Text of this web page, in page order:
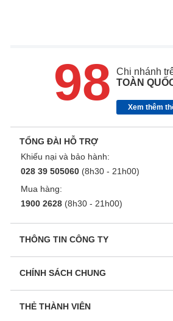
98
Chi nhánh
TOÀN
Xem thêm
TỔNG ĐÀI HỖ TRỢ
Khiếu nại và bảo hành:
028 39 505060 (8h30 - 21h00)
Mua hàng:
1900 2628 (8h30 - 21h00)
THÔNG TIN CÔNG TY
CHÍNH SÁCH CHUNG
THẺ THÀNH VIÊN